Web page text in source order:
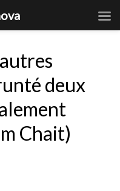
deux
Chait)